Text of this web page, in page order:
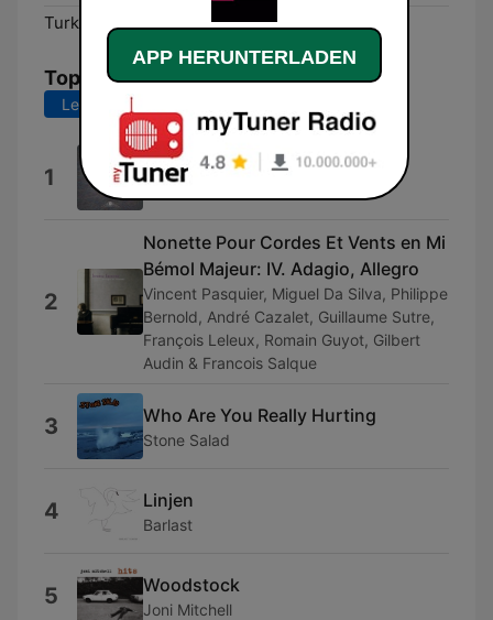
Turku:
89.8 FM
Top-Songs
Letzte 7 Tage
1 Daily Dispatch
2
Nonette Pour Cordes Et Vents en Mi
Bémol Majeur: IV. Adagio, Allegro
Vincent Pasquier, Miguel Da Silva, Philippe
Bernold, André Cazalet, Guillaume Sutre,
François Leleux, Romain Guyot, Gilbert
Audin & Francois Salque
3 Who Are You Really Hurting
Stone Salad
4 Linjen
Barlast
5 Woodstock
Joni Mitchell
APP HERUNTERLADEN